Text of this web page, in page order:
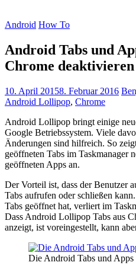
Android How To
Android Tabs und
Chrome deaktivieren
10. April 20158. Februar 2016
Android Lollipop, Chrome
Android Lollipop bringt einige
Google Betriebssystem. Viele
Änderungen sind hilfreich. So
geöffneten Tabs im Taskmanager
geöffneten Apps an.
Der Vorteil ist, dass der Benutzer
Tabs aufrufen oder schließen
Tabs geöffnet hat, verliert im
Dass Android Lollipop Tabs aus
anzeigt, ist voreingestellt, kann
Die Android Tabs und Apps